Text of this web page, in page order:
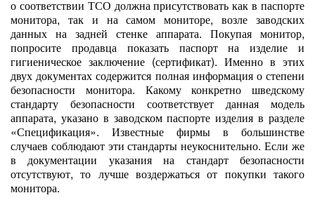
о соответствии ТСО должна присутствовать как в паспорте
монитора, так и на самом мониторе, возле заводских
данных на задней стенке аппарата. Покупая монитор,
попросите продавца показать паспорт на изделие и
гигиеническое заключение (сертификат). Именно в этих
двух документах содержится полная информация о степени
безопасности монитора. Какому конкретно шведскому
стандарту безопасности соответствует данная модель
аппарата, указано в заводском паспорте изделия в разделе
«Спецификация». Известные фирмы в большинстве
случаев соблюдают эти стандарты неукоснительно. Если же
в документации указания на стандарт безопасности
отсутствуют, то лучше воздержаться от покупки такого
монитора.